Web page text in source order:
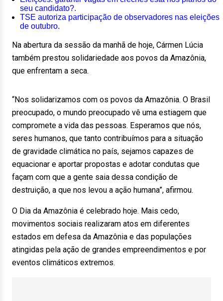
seu candidato?.
TSE autoriza participação de observadores nas eleições
de outubro.
Na abertura da sessão da manhã de hoje, Cármen Lúcia
também prestou solidariedade aos povos da Amazônia,
que enfrentam a seca.
“Nos solidarizamos com os povos da Amazônia. O Brasil
preocupado, o mundo preocupado vê uma estiagem que
compromete a vida das pessoas. Esperamos que nós,
seres humanos, que tanto contribuímos para a situação
de gravidade climática no país, sejamos capazes de
equacionar e aportar propostas e adotar condutas que
façam com que a gente saia dessa condição de
destruição, a que nos levou a ação humana”, afirmou.
O Dia da Amazônia é celebrado hoje. Mais cedo,
movimentos sociais realizaram atos em diferentes
estados em defesa da Amazônia e das populações
atingidas pela ação de grandes empreendimentos e por
eventos climáticos extremos.